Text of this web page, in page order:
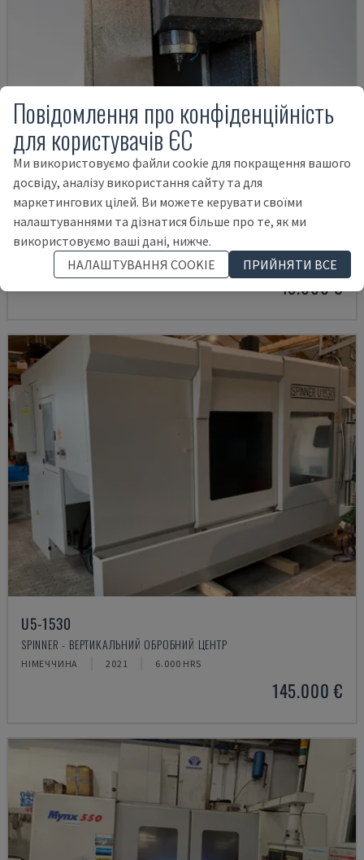
VTC 300C II
MAZAK - ВЕРТИКАЛЬНИЙ ОБРОБНИЙ ЦЕНТР
2012
45.000 €
U5-1530
SPINNER - ВЕРТИКАЛЬНИЙ ОБРОБНИЙ ЦЕНТР
НІМЕЧЧИНА 2021 6.000 HRS
145.000 €
Повідомлення про конфіденційність
для користувачів ЄС
Ми використовуємо файли cookie для покращення вашого
досвіду, аналізу використання сайту та для
маркетингових цілей. Ви можете керувати своїми
налаштуваннями та дізнатися більше про те, як ми
використовуємо ваші дані, нижче.
НАЛАШТУВАННЯ COOKIE
ПРИЙНЯТИ ВСЕ